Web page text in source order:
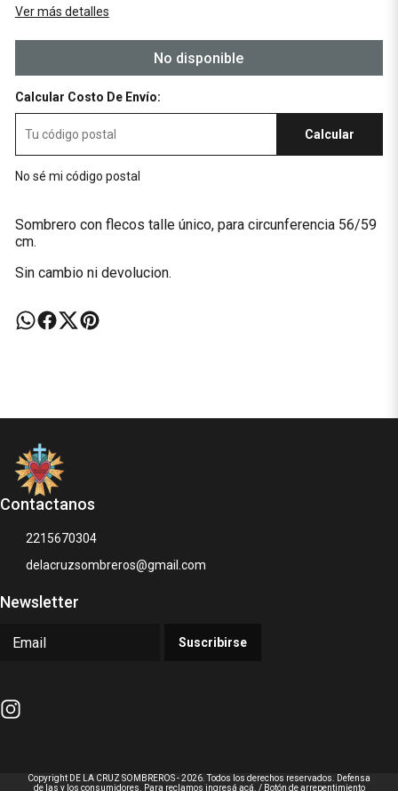
Ver más detalles
No disponible
Calcular Costo De Envío:
Calcular
No sé mi código postal
Sombrero con flecos talle único, para circunferencia 56/59
cm.
Sin cambio ni devolucion.
Contactanos
2215670304
delacruzsombreros@gmail.com
Newsletter
Suscribirse
Copyright DE LA CRUZ SOMBREROS - 2026. Todos los derechos reservados. Defensa
de las y los consumidores. Para reclamos ingresá acá. / Botón de arrepentimiento